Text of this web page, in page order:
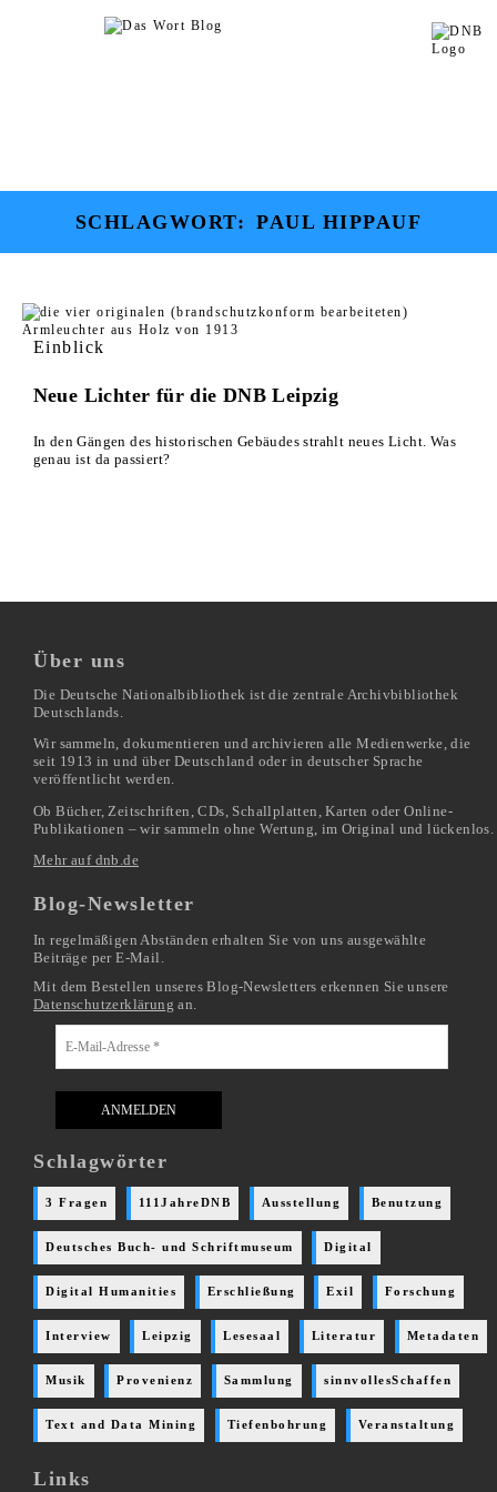
SCHLAGWORT: PAUL HIPPAUF
Einblick
Neue Lichter für die DNB Leipzig
In den Gängen des historischen Gebäudes strahlt neues Licht. Was
genau ist da passiert?
Über uns
Die Deutsche Nationalbibliothek ist die zentrale Archivbibliothek
Deutschlands.
Wir sammeln, dokumentieren und archivieren alle Medienwerke, die
seit 1913 in und über Deutschland oder in deutscher Sprache
veröffentlicht werden.
Ob Bücher, Zeitschriften, CDs, Schallplatten, Karten oder Online-
Publikationen – wir sammeln ohne Wertung, im Original und lückenlos.
Mehr auf dnb.de
Blog-Newsletter
In regelmäßigen Abständen erhalten Sie von uns ausgewählte
Beiträge per E-Mail.
Mit dem Bestellen unseres Blog-Newsletters erkennen Sie unsere
Datenschutzerklärung an.
Schlagwörter
3 Fragen 111JahreDNB Ausstellung Benutzung
Deutsches Buch- und Schriftmuseum Digital
Digital Humanities Erschließung Exil Forschung
Interview Leipzig Lesesaal Literatur Metadaten
Musik Provenienz Sammlung sinnvollesSchaffen
Text and Data Mining Tiefenbohrung Veranstaltung
Links